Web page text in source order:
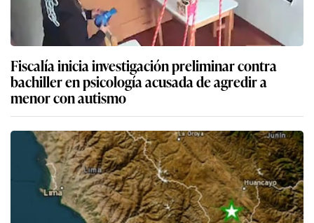
Fiscalía inicia investigación preliminar contra
bachiller en psicología acusada de agredir a
menor con autismo